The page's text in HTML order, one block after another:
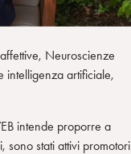
Neuroscienze
intelligenza artificiale,
intende proporre a
sono stati attivi promotori